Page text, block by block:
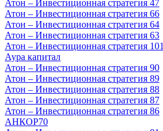
Атон – Инвестиционная стратегия 47
Атон – Инвестиционная стратегия 66
Атон – Инвестиционная стратегия 64
Атон – Инвестиционная стратегия 63
Атон – Инвестиционная стратегия 101
Аура капитал
Атон – Инвестиционная стратегия 90
Атон – Инвестиционная стратегия 89
Атон – Инвестиционная стратегия 88
Атон – Инвестиционная стратегия 87
Атон – Инвестиционная стратегия 86
АНКОР70